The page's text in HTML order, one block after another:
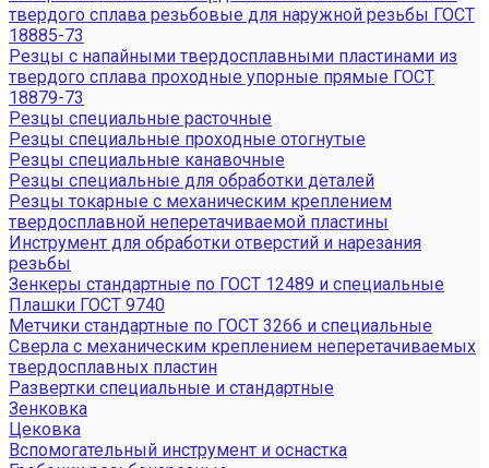
твердого сплава резьбовые для наружной резьбы ГОСТ
18885-73
Резцы с напайными твердосплавными пластинами из
твердого сплава проходные упорные прямые ГОСТ
18879-73
Резцы специальные расточные
Резцы специальные проходные отогнутые
Резцы специальные канавочные
Резцы специальные для обработки деталей
Резцы токарные с механическим креплением
твердосплавной неперетачиваемой пластины
Инструмент для обработки отверстий и нарезания
резьбы
Зенкеры стандартные по ГОСТ 12489 и специальные
Плашки ГОСТ 9740
Метчики стандартные по ГОСТ 3266 и специальные
Сверла с механическим креплением неперетачиваемых
твердосплавных пластин
Развертки специальные и стандартные
Зенковка
Цековка
Вспомогательный инструмент и оснастка